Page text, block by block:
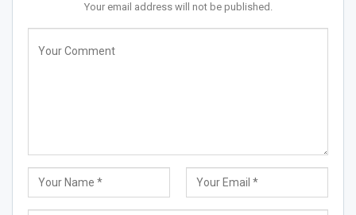
Your email address will not be published.